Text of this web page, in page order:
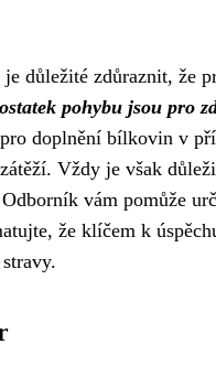
důležité zdůraznit, že
pohybu jsou pro
doplnění bílkovin v
Vždy je však
vám pomůže
že klíčem k